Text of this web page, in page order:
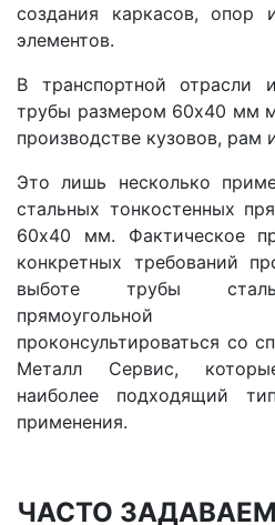
создания каркасов, опор
элементов.
В транспортной отрасли
трубы размером 60х40 мм
производстве кузовов, рам
Это лишь несколько
стальных тонкостенных
60х40 мм. Фактическое
конкретных требований
выботе трубы
проконсультироваться со
Металл Сервис,
наиболее подходящий
применения.
ЧАСТО